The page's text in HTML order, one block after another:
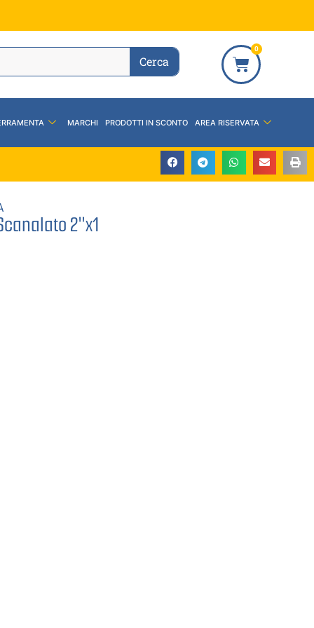
Cerca
0
MARCHI PRODOTTI IN SCONTO AREA RISERVATA
2″x1